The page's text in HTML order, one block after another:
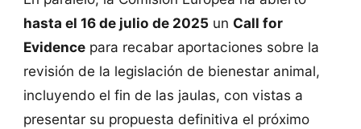
hasta el 16 de julio de 2025un Call for
Evidencepara recabar aportaciones sobre la
revisión de la legislación de bienestar animal,
incluyendo el fin de las jaulas, con vistas a
presentar su propuesta definitiva el próximo